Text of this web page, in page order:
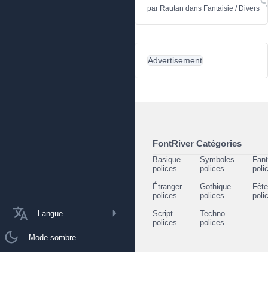
Langue
Mode sombre
par Rautan dans Fantaisie / Divers
Advertisement
FontRiver Catégories
Basique
polices
Symboles
polices
Étranger
polices
Gothique
polices
Script
polices
Techno
polices